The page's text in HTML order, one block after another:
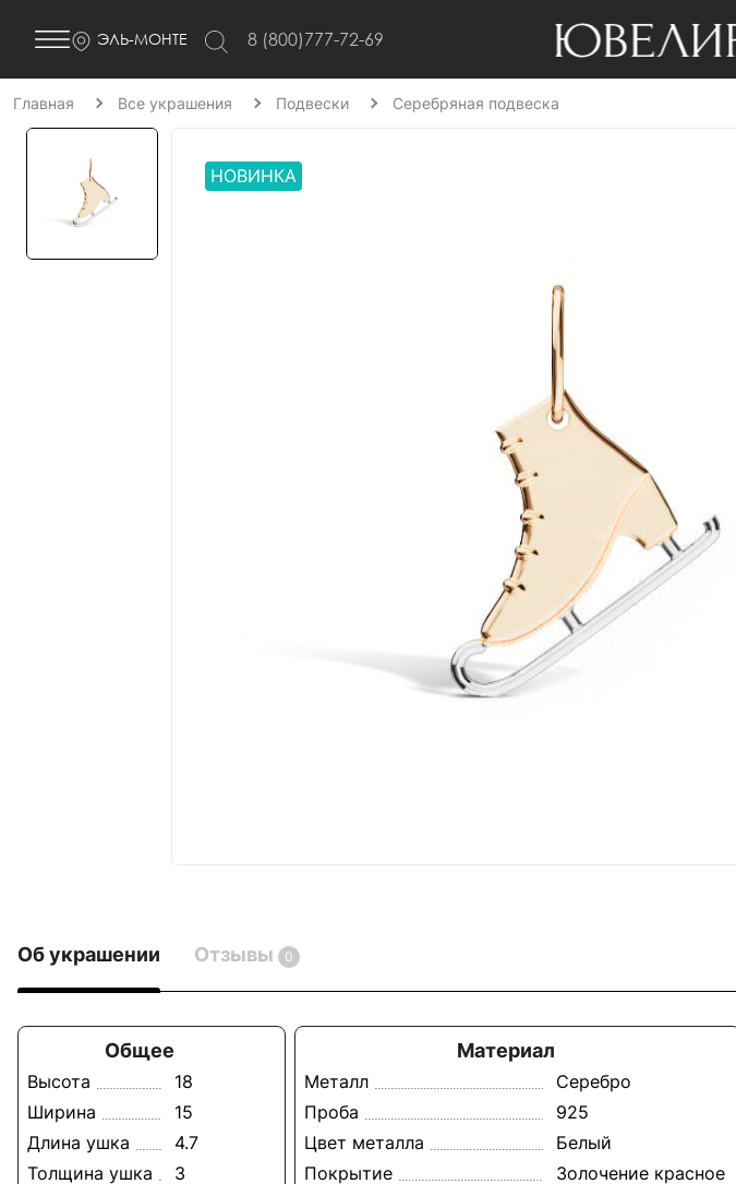
ЭЛЬ-МОНТЕ 8 (800)777-72-69
Главная Все украшения Подвески Серебряная подвеска
НОВИНКА
Об украшении Отзывы 0
Общее
Высота
18
Ширина
15
Длина ушка
4.7
Толщина ушка
3
Материал
Металл
Серебро
Проба
925
Цвет металла
Белый
Покрытие
Золочение красное